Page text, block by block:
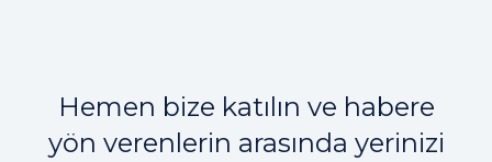
Hemen bize katılın ve habere
yön verenlerin arasında yerinizi